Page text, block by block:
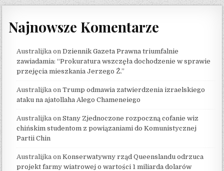
Najnowsze Komentarze
Australijka onDziennik Gazeta Prawna triumfalnie
zawiadamia: “Prokuratura wszczęła dochodzenie w sprawie
przejęcia mieszkania Jerzego Ż.”
Australijka onTrump odmawia zatwierdzenia izraelskiego
ataku na ajatollaha Alego Chameneiego
Australijka onStany Zjednoczone rozpoczną cofanie wiz
chińskim studentom z powiązaniami do Komunistycznej
Partii Chin
Australijka onKonserwatywny rząd Queenslandu odrzuca
projekt farmy wiatrowej o wartości 1 miliarda dolarów